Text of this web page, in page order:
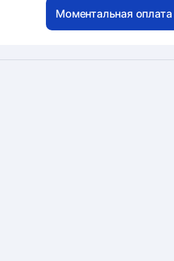
Моментальная оплата